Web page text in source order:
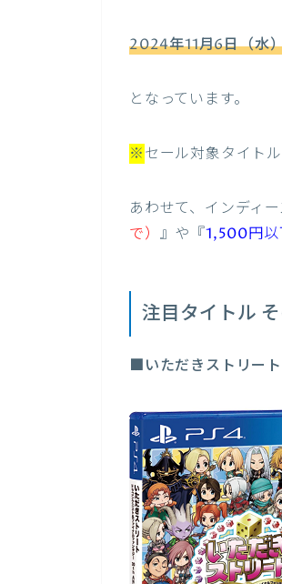
2024年11月6日（水
となっています。
※セール対象タイト
あわせて、インディ
で） 』や『1,500円以
注目タイトル
■いただきストリー